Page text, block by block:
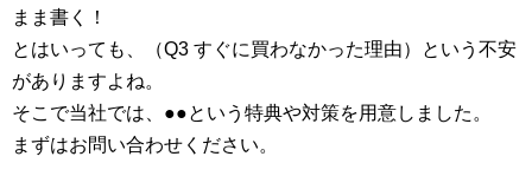
まま書く！
とはいっても、（Q3 すぐに買わなかった理由）という不安
がありますよね。
そこで当社では、●●という特典や対策を用意しました。
まずはお問い合わせください。